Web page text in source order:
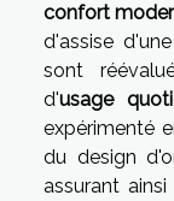
confort
d'assise
sont
d'usage
expérimenté
du design
assurant